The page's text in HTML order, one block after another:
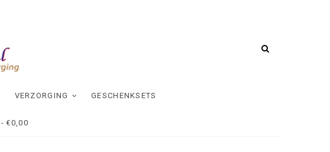
VERZORGING GESCHENKSETS
€0,00